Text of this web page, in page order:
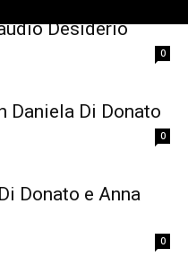
Desiderio
0
Daniela Di Donato
0
Donato e Anna
0